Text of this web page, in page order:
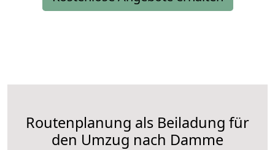
Routenplanung als Beiladung für
den Umzug nach Damme